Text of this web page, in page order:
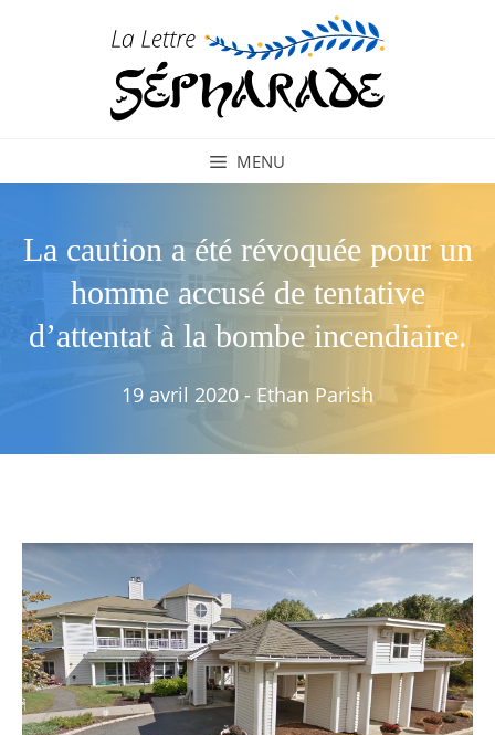
MENU
La caution a été révoquée pour un
homme accusé de tentative
d’attentat à la bombe incendiaire.
19 avril 2020 - Ethan Parish